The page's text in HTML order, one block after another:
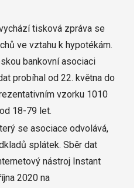
tisková zpráva se
ve vztahu k hypotékám.
bankovní asociaci
probíhal od 22. května do
vzorku 1010
18-79 let.
se asociace odvolává,
splátek. Sběr dat
nástroj Instant
2020 na